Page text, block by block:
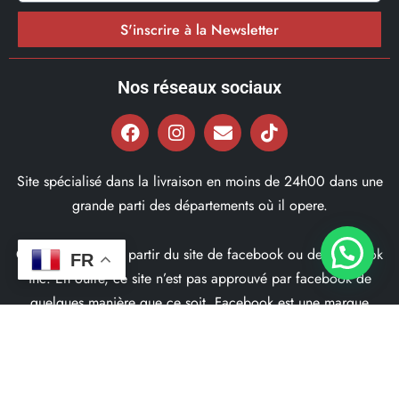
S'inscrire à la Newsletter
Nos réseaux sociaux
Site spécialisé dans la livraison en moins de 24h00 dans une
grande parti des départements où il opere.
Ce site ne fait pas partir du site de facebook ou de facebook
inc. En outre, ce site n’est pas approuvé par facebook de
quelques manière que ce soit. Facebook est une marque
FR